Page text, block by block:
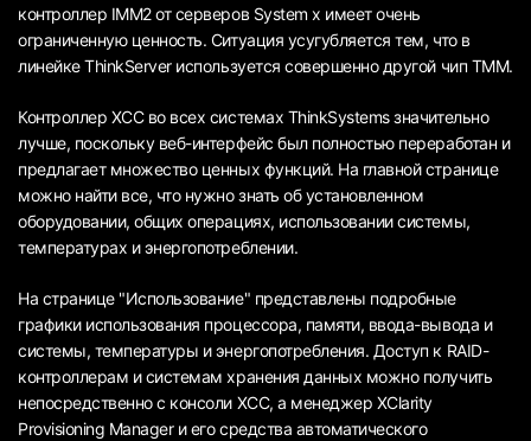
контроллер IMM2 от серверов System x имеет очень
ограниченную ценность. Ситуация усугубляется тем, что в
линейке ThinkServer используется совершенно другой чип TMM.
Контроллер XCC во всех системах ThinkSystems значительно
лучше, поскольку веб-интерфейс был полностью переработан и
предлагает множество ценных функций. На главной странице
можно найти все, что нужно знать об установленном
оборудовании, общих операциях, использовании системы,
температурах и энергопотреблении.
На странице "Использование" представлены подробные
графики использования процессора, памяти, ввода-вывода и
системы, температуры и энергопотребления. Доступ к RAID-
контроллерам и системам хранения данных можно получить
непосредственно с консоли XCC, а менеджер XClarity
Provisioning Manager и его средства автоматического